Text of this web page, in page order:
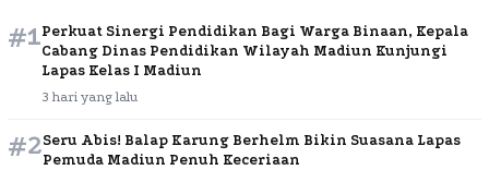
#1Perkuat Sinergi Pendidikan Bagi Warga Binaan, Kepala
Cabang Dinas Pendidikan Wilayah Madiun Kunjungi
Lapas Kelas I Madiun
3 hari yang lalu
#2Seru Abis! Balap Karung Berhelm Bikin Suasana Lapas
Pemuda Madiun Penuh Keceriaan